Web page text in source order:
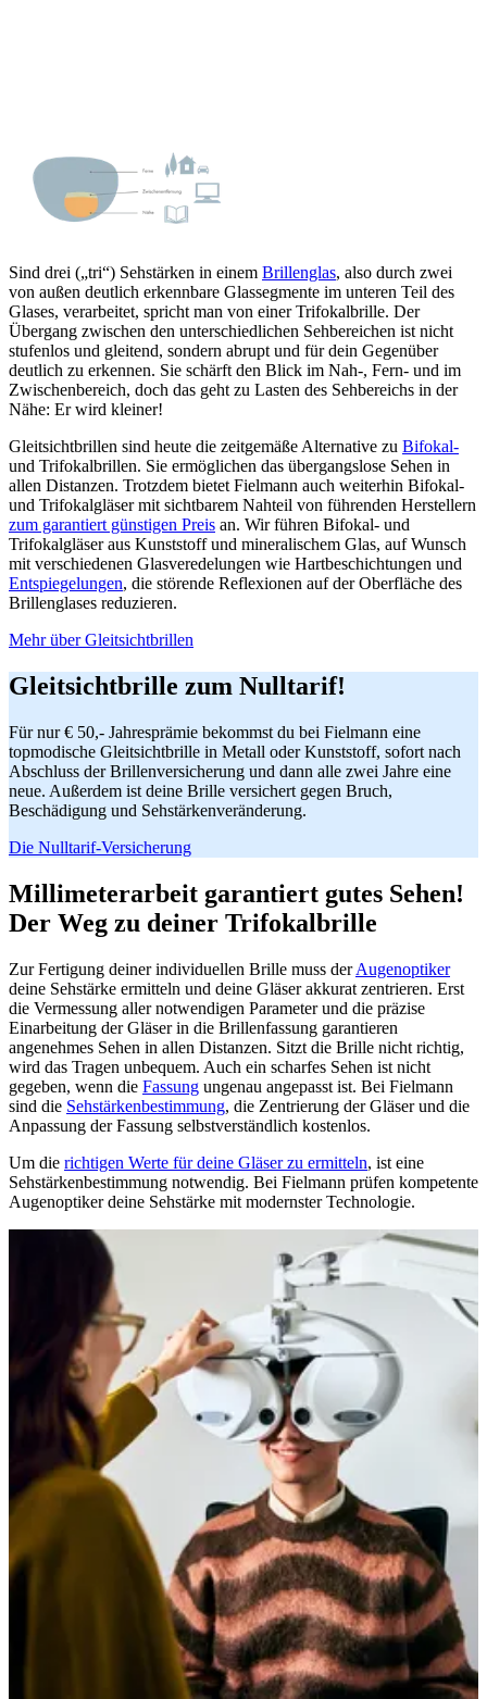
Sind drei („tri“) Sehstärken in einem Brillenglas, also durch zwei
von außen deutlich erkennbare Glassegmente im unteren Teil des
Glases, verarbeitet, spricht man von einer Trifokalbrille. Der
Übergang zwischen den unterschiedlichen Sehbereichen ist nicht
stufenlos und gleitend, sondern abrupt und für dein Gegenüber
deutlich zu erkennen. Sie schärft den Blick im Nah-, Fern- und im
Zwischenbereich, doch das geht zu Lasten des Sehbereichs in der
Nähe: Er wird kleiner!
Gleitsichtbrillen sind heute die zeitgemäße Alternative zu Bifokal-
und Trifokalbrillen. Sie ermöglichen das übergangslose Sehen in
allen Distanzen. Trotzdem bietet Fielmann auch weiterhin Bifokal-
und Trifokalgläser mit sichtbarem Nahteil von führenden Herstellern
zum garantiert günstigen Preis an. Wir führen Bifokal- und
Trifokalgläser aus Kunststoff und mineralischem Glas, auf Wunsch
mit verschiedenen Glasveredelungen wie Hartbeschichtungen und
Entspiegelungen, die störende Reflexionen auf der Oberfläche des
Brillenglases reduzieren.
Mehr über Gleitsichtbrillen
Gleitsichtbrille zum Nulltarif!
Für nur € 50,- Jahresprämie bekommst du bei Fielmann eine
topmodische Gleitsichtbrille in Metall oder Kunststoff, sofort nach
Abschluss der Brillenversicherung und dann alle zwei Jahre eine
neue. Außerdem ist deine Brille versichert gegen Bruch,
Beschädigung und Sehstärkenveränderung.
Die Nulltarif-Versicherung
Millimeterarbeit garantiert gutes Sehen!
Der Weg zu deiner Trifokalbrille
Zur Fertigung deiner individuellen Brille muss derAugenoptiker
deine Sehstärke ermitteln und deine Gläser akkurat zentrieren. Erst
die Vermessung aller notwendigen Parameter und die präzise
Einarbeitung der Gläser in die Brillenfassung garantieren
angenehmes Sehen in allen Distanzen. Sitzt die Brille nicht richtig,
wird das Tragen unbequem. Auch ein scharfes Sehen ist nicht
gegeben, wenn die Fassung ungenau angepasst ist. Bei Fielmann
sind die Sehstärkenbestimmung, die Zentrierung der Gläser und die
Anpassung der Fassung selbstverständlich kostenlos.
Um die richtigen Werte für deine Gläser zu ermitteln, ist eine
Sehstärkenbestimmung notwendig. Bei Fielmann prüfen kompetente
Augenoptiker deine Sehstärke mit modernster Technologie.